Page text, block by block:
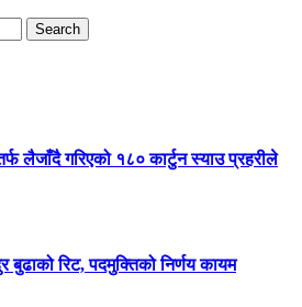
लैजाँदै गरिएको १८० कार्टुन स्याउ प्रहरीले
बुढाको रिट, पदमुक्तिको निर्णय कायम